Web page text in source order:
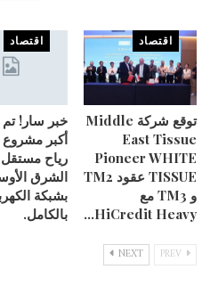
اقتصاد
توقع شركة Middle
East Tissue
Pioneer WHITE
TISSUE عقود TM2
و TM3 مع
HiCredit Heavy…
اقتصاد
خبر سار!
أكبر
رياح
الشرق
بشبكة
بالكامل.
NEXT